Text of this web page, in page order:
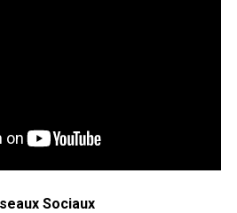
Sociaux